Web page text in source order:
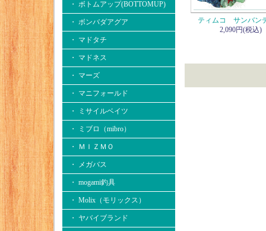
・ ボトムアップ(BOTTOMUP)
・ ボンバダアグア
・ マドタチ
・ マドネス
・ マーズ
・ マニフォールド
・ ミサイルベイツ
・ ミブロ（mibro）
・ ＭＩＺＭＯ
・ メガバス
・ mogami釣具
・ Molix（モリックス）
・ ヤバイブランド
ティムコ サンバン
2,090円(税込)